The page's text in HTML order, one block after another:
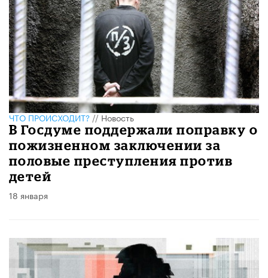
ЧТО ПРОИСХОДИТ?//Новость
В Госдуме поддержали поправку о
пожизненном заключении за
половые преступления против
детей
18 января